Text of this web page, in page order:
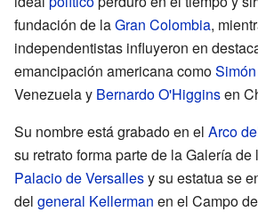
fundación de laGran Colombia,
independentistas influyeron en
emancipación americana como
Venezuela y Bernardo O'Higginsen
Su nombre está grabado en el Arco
su retrato forma parte de la Galería
Palacio de Versallesy su estatua se
del general Kellerman en el Campo de